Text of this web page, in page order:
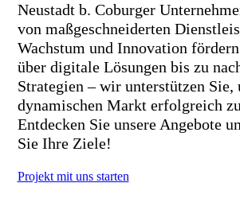
Neustadt b. Coburger
von maßgeschneiderten
Wachstum und Innovation
über digitale Lösungen bis zu
Strategien – wir unterstützen Sie,
dynamischen Markt erfolgreich
Entdecken Sie unsere Angebote
Sie Ihre Ziele!
Projekt mit uns starten